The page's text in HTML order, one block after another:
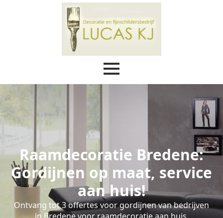
Raamdecoratie Bredene:
Gordijnen op maat, service
aan huis!
Ontvang tot 3 offertes voor gordijnen van bedrijven